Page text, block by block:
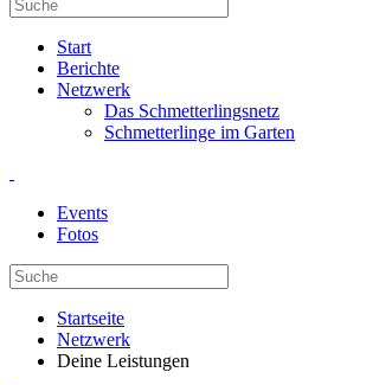
Start
Berichte
Netzwerk
Das Schmetterlingsnetz
Schmetterlinge im Garten
Events
Fotos
Startseite
Netzwerk
Deine Leistungen